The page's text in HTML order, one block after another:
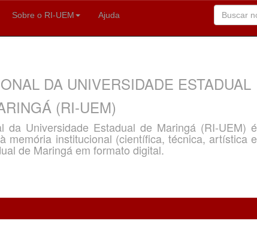
Sobre o RI-UEM Ajuda
DA UNIVERSIDADE ESTADUAL
(RI-UEM)
da Universidade Estadual de Maringá (RI-UEM) é
memória institucional (científica, técnica, artística e
de Maringá em formato digital.